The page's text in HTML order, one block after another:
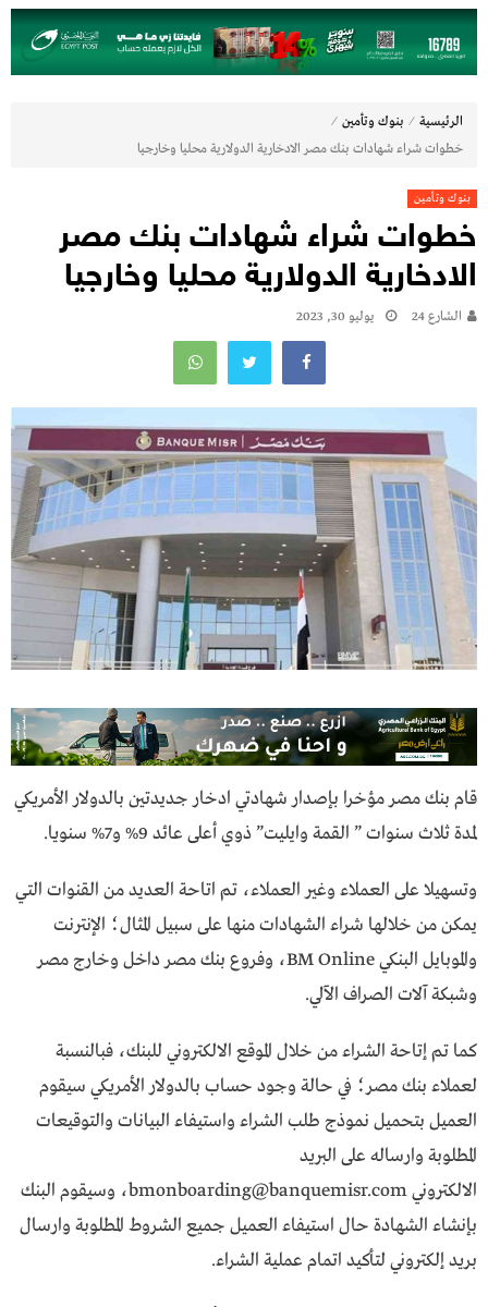
الرئيسية ⁄ بنوك وتأمين ⁄
خطوات شراء شهادات بنك مصر الادخارية الدولارية محليا وخارجيا
بنوك وتأمين
خطوات شراء شهادات بنك مصر
الادخارية الدولارية محليا وخارجيا
الشارع 24 يوليو 30, 2023
قام بنك مصر مؤخرا بإصدار شهادتي ادخار جديدتين بالدولار الأمريكي
لمدة ثلاث سنوات ” القمة وايليت” ذوي أعلى عائد 9% و7% سنويا.
وتسهيلا على العملاء وغير العملاء، تم اتاحة العديد من القنوات التي
يمكن من خلالها شراء الشهادات منها على سبيل المثال؛ الإنترنت
والموبايل البنكي BM Online، وفروع بنك مصر داخل وخارج مصر
وشبكة آلات الصراف الآلي.
كما تم إتاحة الشراء من خلال الموقع الالكتروني للبنك، فبالنسبة
لعملاء بنك مصر؛ في حالة وجود حساب بالدولار الأمريكي سيقوم
العميل بتحميل نموذج طلب الشراء واستيفاء البيانات والتوقيعات
المطلوبة وارساله على البريد
الالكترونيbmonboarding@banquemisr.com، وسيقوم البنك
بإنشاء الشهادة حال استيفاء العميل جميع الشروط المطلوبة وارسال
بريد إلكتروني لتأكيد اتمام عملية الشراء.